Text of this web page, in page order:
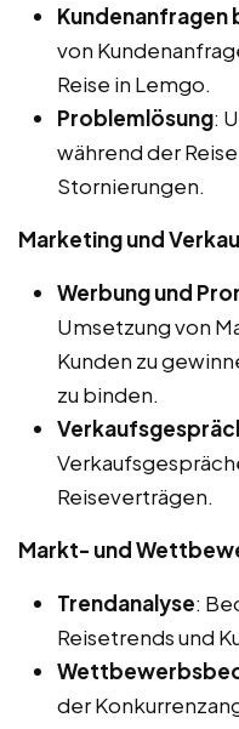
Kundenanfragen
von
Reise in Lemgo.
Problemlösung:
während der
Stornierungen.
Marketing und
Werbung und
Umsetzung von
Kunden zu
zu binden.
Reiseverträgen.
Markt- und
Trendanalyse:
Reisetrends und
der